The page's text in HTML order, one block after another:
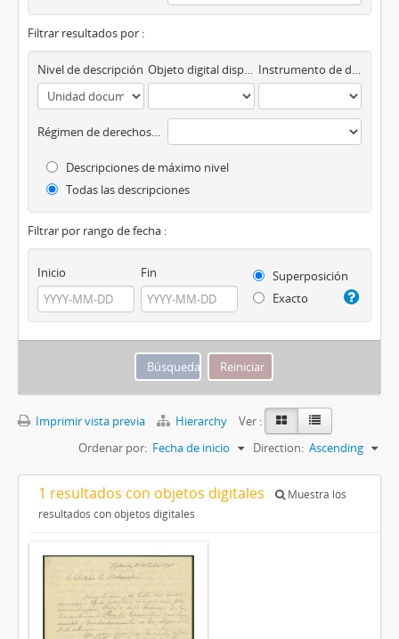
Filtrar resultados por :
Nivel de descripción Objeto digital disponibles Instrumento de descripción
Régimen de derechos de autor
Descripciones de máximo nivel
Todas las descripciones
Filtrar por rango de fecha :
Inicio Fin
Superposición
Exacto
Imprimir vista previa Hierarchy
Ver :
Ordenar por: Fecha de inicio Direction: Ascending
1 resultados con objetos digitales
Muestra los
resultados con objetos digitales